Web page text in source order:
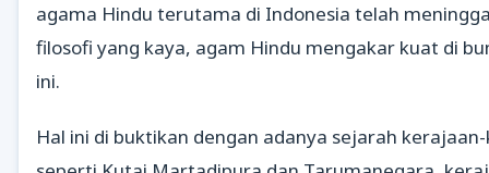
agama Hindu terutama di Indonesia telah
filosofi yang kaya, agam Hindu mengakar kuat di
ini.
Hal ini di buktikan dengan adanya sejarah